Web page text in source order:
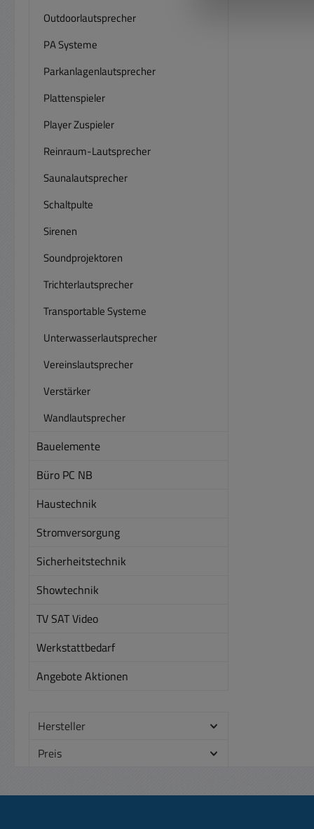
Outdoorlautsprecher
PA Systeme
Parkanlagenlautsprecher
Plattenspieler
Player Zuspieler
Reinraum-Lautsprecher
Saunalautsprecher
Schaltpulte
Sirenen
Soundprojektoren
Trichterlautsprecher
Transportable Systeme
Unterwasserlautsprecher
Vereinslautsprecher
Verstärker
Wandlautsprecher
Bauelemente
Büro PC NB
Haustechnik
Stromversorgung
Sicherheitstechnik
Showtechnik
TV SAT Video
Werkstattbedarf
Angebote Aktionen
Hersteller
Preis